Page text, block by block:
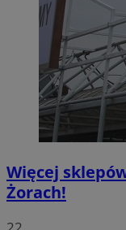
Więcej
Żorach!